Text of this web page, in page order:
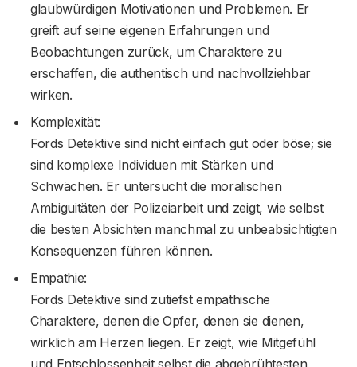
glaubwürdigen Motivationen und Problemen. Er
greift auf seine eigenen Erfahrungen und
Beobachtungen zurück, um Charaktere zu
erschaffen, die authentisch und nachvollziehbar
wirken.
Komplexität:
Fords Detektive sind nicht einfach gut oder böse; sie
sind komplexe Individuen mit Stärken und
Schwächen. Er untersucht die moralischen
Ambiguitäten der Polizeiarbeit und zeigt, wie selbst
die besten Absichten manchmal zu unbeabsichtigten
Konsequenzen führen können.
Empathie:
Fords Detektive sind zutiefst empathische
Charaktere, denen die Opfer, denen sie dienen,
wirklich am Herzen liegen. Er zeigt, wie Mitgefühl